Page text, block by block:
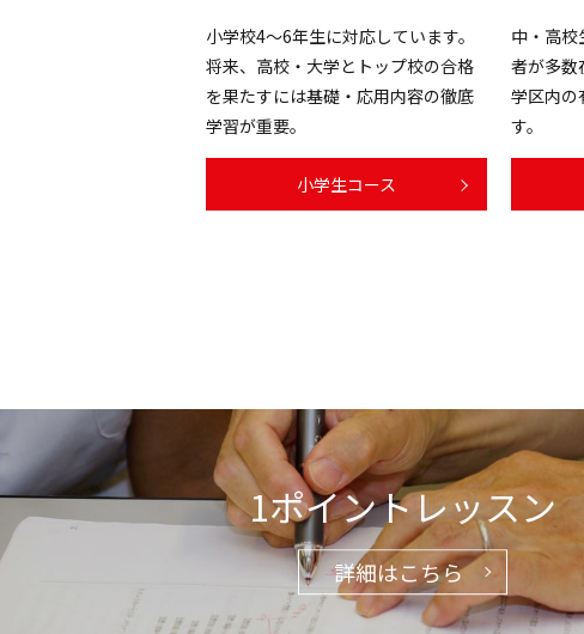
小学校4～6年生に対応しています。
将来、高校・大学とトップ校の合格
を果たすには基礎・応用内容の徹底
学習が重要。
小学生コース
中・高
者が多数
学区内の
す。
1ポイントレッスン
詳細はこちら